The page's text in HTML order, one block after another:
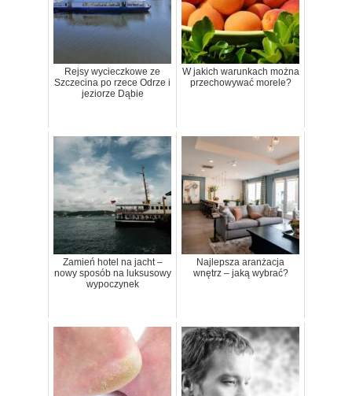
Rejsy wycieczkowe ze
Szczecina po rzece Odrze i
jeziorze Dąbie
W jakich warunkach można
przechowywać morele?
Zamień hotel na jacht –
nowy sposób na luksusowy
wypoczynek
Najlepsza aranżacja
wnętrz – jaką wybrać?